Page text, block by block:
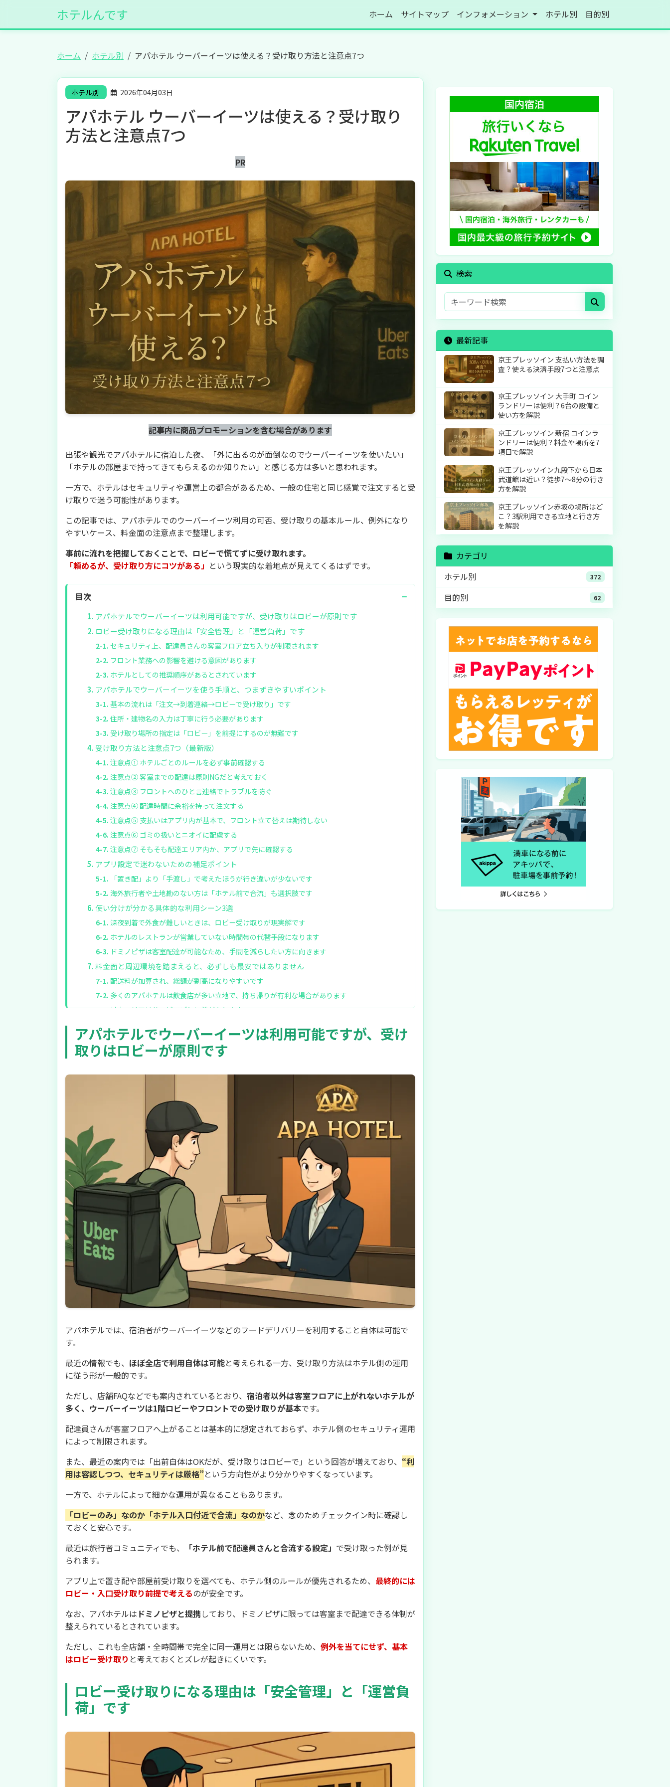
ホテルんです ホーム サイトマップ インフォメーション ホテル別 目的別
ホーム ホテル別 アパホテル ウーバーイーツは使える？受け取り方法と注意点7つ
ホテル別 2026年04月03日
アパホテル ウーバーイーツは使える？受け取り
方法と注意点7つ
PR
記事内に商品プロモーションを含む場合があります
出張や観光でアパホテルに宿泊した夜、「外に出るのが面倒なのでウーバーイーツを使いたい」
「ホテルの部屋まで持ってきてもらえるのか知りたい」と感じる方は多いと思われます。
一方で、ホテルはセキュリティや運営上の都合があるため、一般の住宅と同じ感覚で注文すると受
け取りで迷う可能性があります。
この記事では、アパホテルでのウーバーイーツ利用の可否、受け取りの基本ルール、例外になり
やすいケース、料金面の注意点まで整理します。
事前に流れを把握しておくことで、ロビーで慌てずに受け取れます。
「頼めるが、受け取り方にコツがある」 という現実的な着地点が見えてくるはずです。
目次 −
アパホテルでウーバーイーツは利用可能ですが、受け取りはロビーが原則です
ロビー受け取りになる理由は「安全管理」と「運営負荷」です
セキュリティ上、配達員さんの客室フロア立ち入りが制限されます
フロント業務への影響を避ける意図があります
ホテルとしての推奨順序があるとされています
アパホテルでウーバーイーツを使う手順と、つまずきやすいポイント
基本の流れは「注文→到着連絡→ロビーで受け取り」です
住所・建物名の入力は丁寧に行う必要があります
受け取り場所の指定は「ロビー」を前提にするのが無難です
受け取り方法と注意点7つ（最新版）
注意点① ホテルごとのルールを必ず事前確認する
注意点② 客室までの配達は原則NGだと考えておく
注意点③ フロントへのひと言連絡でトラブルを防ぐ
注意点④ 配達時間に余裕を持って注文する
注意点⑤ 支払いはアプリ内が基本で、フロント立て替えは期待しない
注意点⑥ ゴミの扱いとニオイに配慮する
注意点⑦ そもそも配達エリア内か、アプリで先に確認する
アプリ設定で迷わないための補足ポイント
「置き配」より「手渡し」で考えたほうが行き違いが少ないです
海外旅行者や土地勘のない方は「ホテル前で合流」も選択肢です
使い分けが分かる具体的な利用シーン3選
深夜到着で外食が難しいときは、ロビー受け取りが現実解です
ホテルのレストランが営業していない時間帯の代替手段になります
ドミノピザは客室配達が可能なため、手間を減らしたい方に向きます
料金面と周辺環境を踏まえると、必ずしも最安ではありません
配送料が加算され、総額が割高になりやすいです
多くのアパホテルは飲食店が多い立地で、持ち帰りが有利な場合があります
対応エリアはサービスごとに差があります
迷ったら「今の優先順位」で選ぶと失敗しにくいです
アパホテルでウーバーイーツは利用可能ですが、受け
取りはロビーが原則です
アパホテルでは、宿泊者がウーバーイーツなどのフードデリバリーを利用すること自体は可能で
す。
最近の情報でも、 ほぼ全店で利用自体は可能と考えられる一方、受け取り方法はホテル側の運用
に従う形が一般的です。
ただし、店舗FAQなどでも案内されているとおり、 宿泊者以外は客室フロアに上がれないホテルが
多く、ウーバーイーツは1階ロビーやフロントでの受け取りが基本です。
配達員さんが客室フロアへ上がることは基本的に想定されておらず、ホテル側のセキュリティ運用
によって制限されます。
また、最近の案内では「出前自体はOKだが、受け取りはロビーで」という回答が増えており、 “利
用は容認しつつ、セキュリティは厳格”という方向性がより分かりやすくなっています。
一方で、ホテルによって細かな運用が異なることもあります。
「ロビーのみ」なのか「ホテル入口付近で合流」なのかなど、念のためチェックイン時に確認し
ておくと安心です。
最近は旅行者コミュニティでも、
「ホテル前で配達員さんと合流する設定」 で受け取った例が見
られます。
アプリ上で置き配や部屋前受け取りを選べても、ホテル側のルールが優先されるため、 最終的には
ロビー・入口受け取り前提で考えるのが安全です。
なお、アパホテルは ドミノピザと提携しており、ドミノピザに限っては客室まで配達できる体制が
整えられているとされています。
ただし、これも全店舗・全時間帯で完全に同一運用とは限らないため、 例外を当てにせず、基本
はロビー受け取り と考えておくとズレが起きにくいです。
ロビー受け取りになる理由は「安全管理」と「運営負
荷」です
検索
最新記事
京王プレッソイン 支払い方法を調
査？使える決済手段7つと注意点
京王プレッソイン 大手町 コイン
ランドリーは便利？6台の設備と
使い方を解説
京王プレッソイン 新宿 コインラ
ンドリーは便利？料金や場所を7
項目で解説
京王プレッソイン九段下から日本
武道館は近い？徒歩7〜8分の行き
方を解説
京王プレッソイン赤坂の場所はど
こ？3駅利用できる立地と行き方
を解説
カテゴリ
ホテル別
372
目的別 62